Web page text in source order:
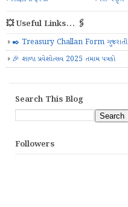
💥 Useful Links... 🖇️
✒️ Treasury Challan Form ગુજરાતી
🎉 શાળા પ્રવેશોત્સવ 2025 તમામ પત્રકો
Search This Blog
Followers